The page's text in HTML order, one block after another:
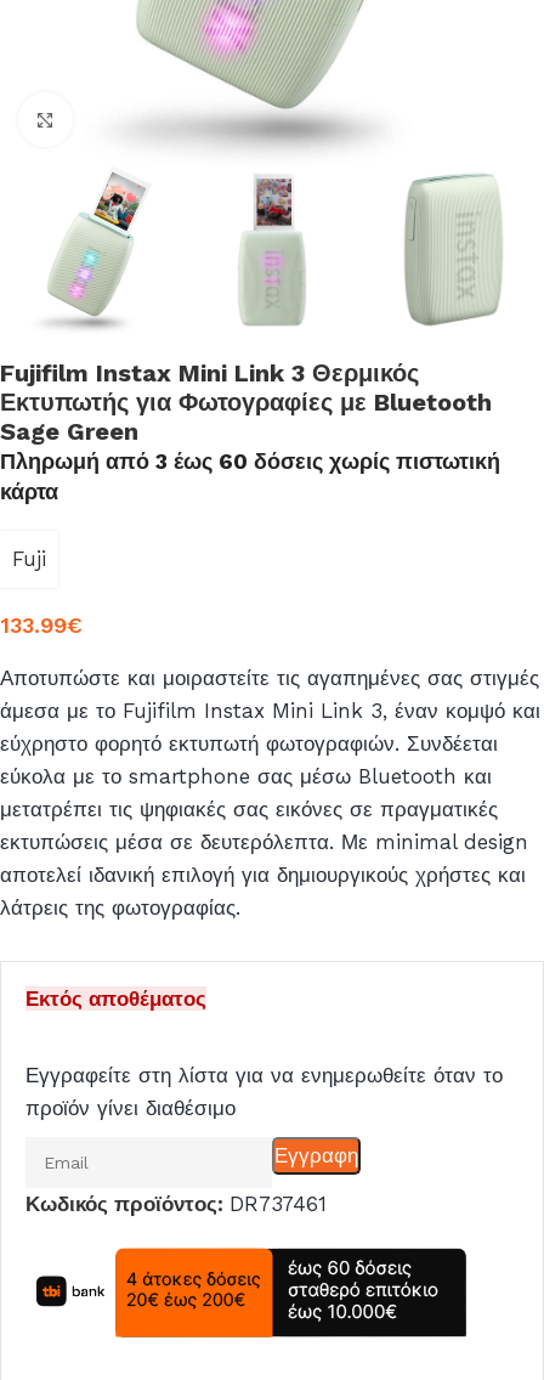
Click to enlarge
Fujifilm Instax Mini Link 3 Θερμικός
Εκτυπωτής για Φωτογραφίες με Bluetooth
Sage Green
Πληρωμή από 3 έως 60 δόσεις χωρίς πιστωτική
κάρτα
Fuji
133.99€
Αποτυπώστε και μοιραστείτε τις αγαπημένες σας στιγμές
άμεσα με το Fujifilm Instax Mini Link 3, έναν κομψό και
εύχρηστο φορητό εκτυπωτή φωτογραφιών. Συνδέεται
εύκολα με το smartphone σας μέσω Bluetooth και
μετατρέπει τις ψηφιακές σας εικόνες σε πραγματικές
εκτυπώσεις μέσα σε δευτερόλεπτα. Με minimal design
αποτελεί ιδανική επιλογή για δημιουργικούς χρήστες και
λάτρεις της φωτογραφίας.
Εκτός αποθέματος
Εγγραφείτε στη λίστα για να ενημερωθείτε όταν το
προϊόν γίνει διαθέσιμο
email
για
να
Εγγραφη
Κωδικός προϊόντος: DR737461